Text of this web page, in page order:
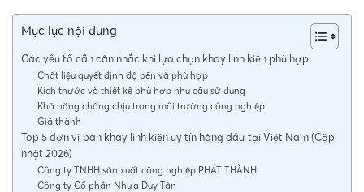
Mục lục nội dung
Các yếu tố cần cân nhắc khi lựa chọn khay linh kiện phù hợp
Chất liệu quyết định độ bền và phù hợp
Kích thước và thiết kế phù hợp nhu cầu sử dụng
Khả năng chống chịu trong môi trường công nghiệp
Giá thành
Top 5 đơn vị bán khay linh kiện uy tín hàng đầu tại Việt Nam (Cập
nhật 2026)
Công ty TNHH sản xuất công nghiệp PHÁT THÀNH
Công ty Cổ phần Nhựa Duy Tân